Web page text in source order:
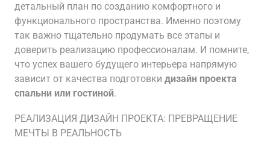
детальный план по созданию комфортного и
функционального пространства. Именно поэтому
так важно тщательно продумать все этапы и
доверить реализацию профессионалам. И помните,
что успех вашего будущего интерьера напрямую
зависит от качества подготовки дизайн проекта
спальни или гостиной.
РЕАЛИЗАЦИЯ ДИЗАЙН ПРОЕКТА: ПРЕВРАЩЕНИЕ
МЕЧТЫ В РЕАЛЬНОСТЬ